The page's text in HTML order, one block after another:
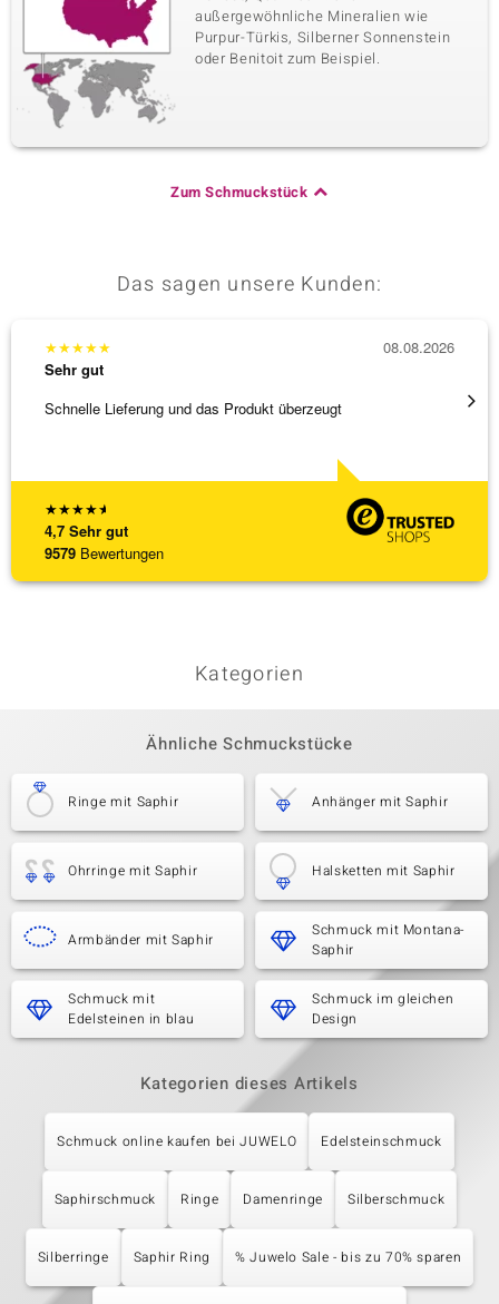
außergewöhnliche Mineralien wie
Purpur-Türkis, Silberner Sonnenstein
oder Benitoit zum Beispiel.
Zum Schmuckstück
Das sagen unsere Kunden:
★★★★★
4,7 Sehr gut
9579 Bewertungen
★★★★★
Sehr gut
Schnelle Lieferung und das Produkt überzeugt
08.08.2026
Kategorien
Ähnliche Schmuckstücke
Ringe mit Saphir Anhänger mit Saphir
Ohrringe mit Saphir Halsketten mit Saphir
Armbänder mit Saphir
Schmuck mit Montana-
Saphir
Schmuck mit
Edelsteinen in blau
Schmuck im gleichen
Design
Kategorien dieses Artikels
Schmuck online kaufen bei JUWELO Edelsteinschmuck
Saphirschmuck Ringe Damenringe Silberschmuck
Silberringe Saphir Ring % Juwelo Sale - bis zu 70% sparen